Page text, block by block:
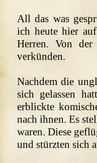
All das was
ich heute hier
Herren. Von
verkünden.
Nachdem die
sich gelassen
erblickte
nach ihnen. Es
waren. Diese
und stürzten sich